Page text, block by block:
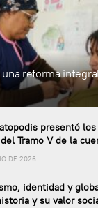
reforma
presentó los
Tramo V de la
DE 2026
identidad y
y su valor